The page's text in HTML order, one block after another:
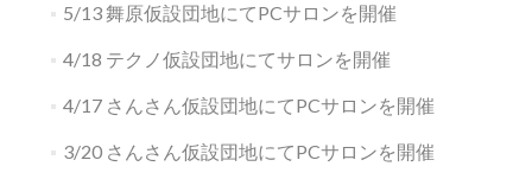
5/13 舞原仮設団地にてPCサロンを開催
4/18 テクノ仮設団地にてサロンを開催
4/17 さんさん仮設団地にてPCサロンを開催
3/20 さんさん仮設団地にてPCサロンを開催